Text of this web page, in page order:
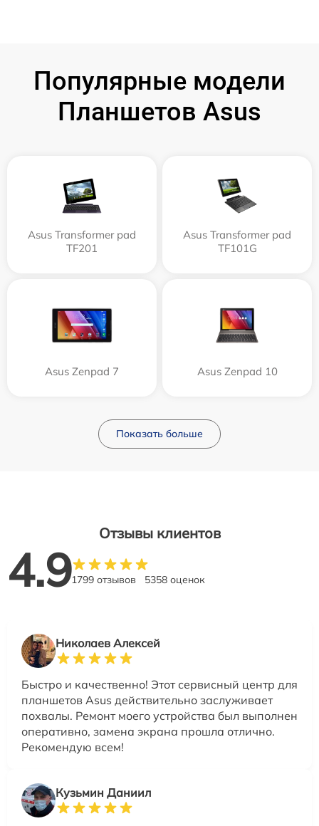
Популярные модели
Планшетов Asus
Asus Transformer pad
TF201
Asus Transformer pad
TF101G
Asus Zenpad 7 Asus Zenpad 10
Показать больше
Отзывы клиентов
4.91799 отзывов 5358 оценок
Николаев Алексей
Быстро и качественно! Этот сервисный центр для
планшетов Asus действительно заслуживает
похвалы. Ремонт моего устройства был выполнен
оперативно, замена экрана прошла отлично.
Рекомендую всем!
Кузьмин Даниил